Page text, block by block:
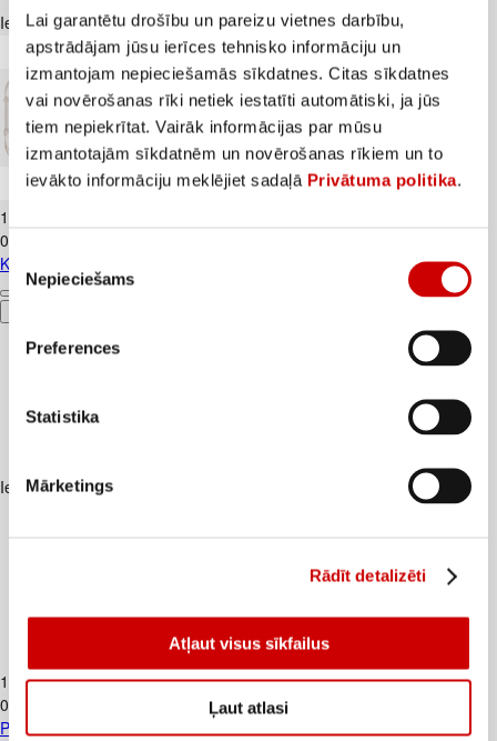
Lai garantētu drošību un pareizu vietnes darbību,
apstrādājam jūsu ierīces tehnisko informāciju un
izmantojam nepieciešamās sīkdatnes. Citas sīkdatnes
vai novērošanas rīki netiek iestatīti automātiski, ja jūs
tiem nepiekrītat. Vairāk informācijas par mūsu
izmantotajām sīkdatnēm un novērošanas rīkiem un to
ievākto informāciju meklējiet sadaļā Privātuma politika.
Piekrišanas
izvēle
Nepieciešams
Preferences
Statistika
Mārketings
Rādīt detalizēti
Atļaut visus sīkfailus
Ļaut atlasi
Iesakām ar
Kūtī dētas olas 10gab.
1
0,18€/gab.
Kūtī dētas olas 10gab.
Iesakām ar
1
37€
0,91€/l
Piens TERE 2,5% 1,5L